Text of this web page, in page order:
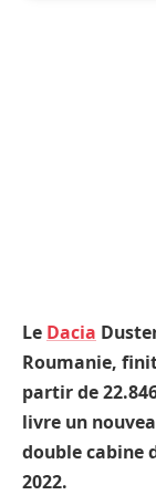
Le Dacia
Roumanie,
partir de
livre un
double cabine
2022.